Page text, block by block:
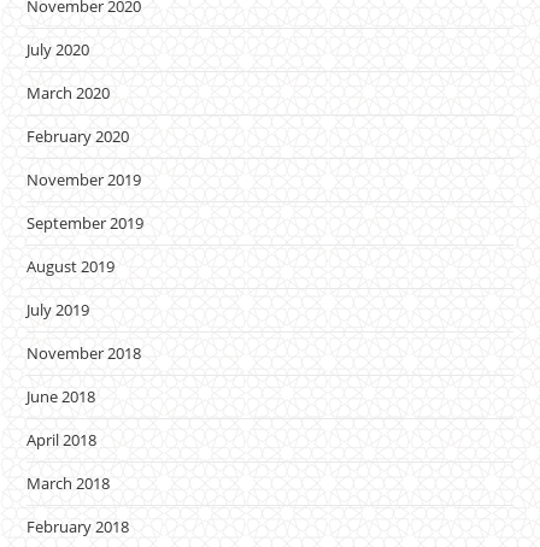
November 2020
July 2020
March 2020
February 2020
November 2019
September 2019
August 2019
July 2019
November 2018
June 2018
April 2018
March 2018
February 2018